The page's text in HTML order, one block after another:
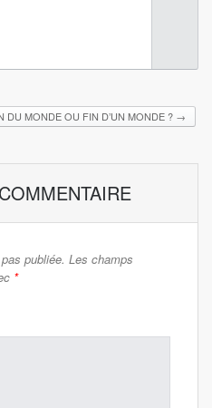
DU MONDE OU FIN D’UN MONDE ? →
publiée. Les champs
*